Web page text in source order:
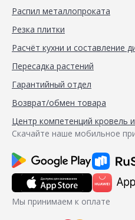
Распил металлопроката
Резка плитки
Расчёт кухни и составление
Пересадка растений
Гарантийный отдел
Возврат/обмен товара
Центр компетенций кровель
Скачайте наше мобильное
Мы принимаем к оплате